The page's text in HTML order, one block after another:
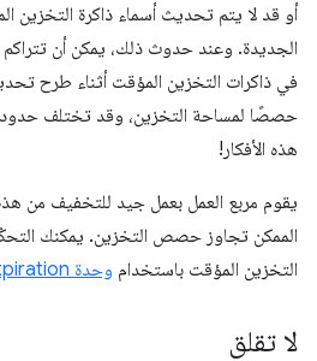
أو قد لا يتم تحديث أسماء ذاكرة التخزين
الجديدة. وعند حدوث ذلك، يمكن أن تتراكم
في ذاكرات التخزين المؤقت أثناء طرح
حصصًا لمساحة التخزين، وقد تختلف
هذه الأفكار!
يقوم مربع العمل بعمل جيد للتخفيف من
الممكن تجاوز حصص التخزين. يمكنك
التخزين المؤقت باستخدام وحدة Workbox-expiration
لا تقلق